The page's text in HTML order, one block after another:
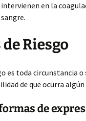
intervienen en la
sangre.
Riesgo
es toda circunstancia o
de que ocurra
de